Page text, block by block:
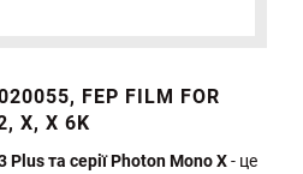
FEP FILM FOR
X, X 6K
Plus та серії Photon Mono X- це